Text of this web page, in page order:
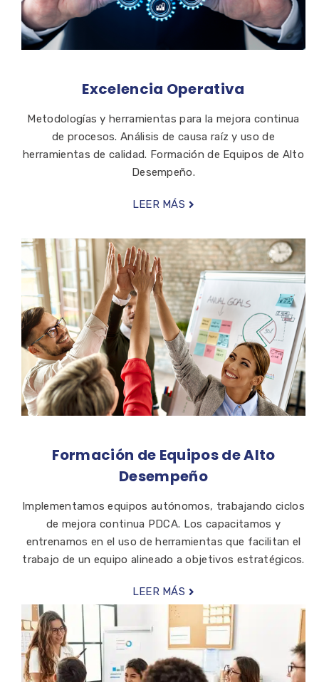
Excelencia Operativa
Metodologías y herramientas para la mejora continua
de procesos. Análisis de causa raíz y uso de
herramientas de calidad. Formación de Equipos de Alto
Desempeño.
LEER MÁS
Formación de Equipos de Alto
Desempeño
Implementamos equipos autónomos, trabajando ciclos
de mejora continua PDCA. Los capacitamos y
entrenamos en el uso de herramientas que facilitan el
trabajo de un equipo alineado a objetivos estratégicos.
LEER MÁS